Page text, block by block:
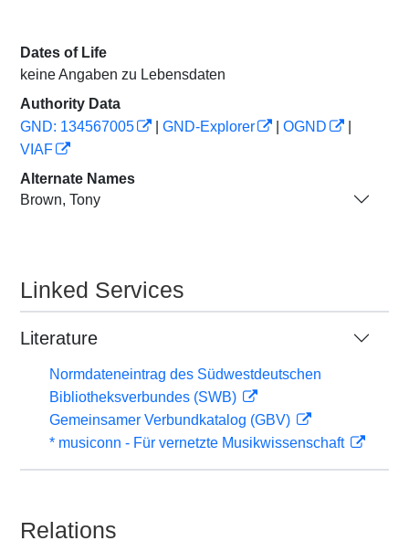
Dates of Life
keine Angaben zu Lebensdaten
Authority Data
GND: 134567005
GND-Explorer OGND
VIAF
Alternate Names
Brown, Tony
Linked Services
Literature
Normdateneintrag des Südwestdeutschen
Bibliotheksverbundes (SWB)
Gemeinsamer Verbundkatalog (GBV)
* musiconn - Für vernetzte Musikwissenschaft
Relations